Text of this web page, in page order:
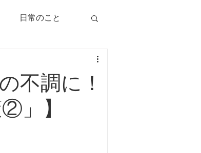
日常のこと
不調に！
」】